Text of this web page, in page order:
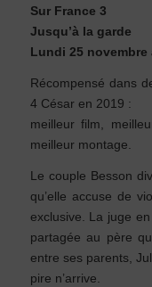
Sur France 3
Jusqu’à la garde
Lundi 25 novembre
Récompensé dans
4 César en 2019 :
meilleur film,
meilleur montage.
Le couple Besson
qu’elle accuse de
exclusive. La juge
partagée au père
entre ses parents,
pire n’arrive.